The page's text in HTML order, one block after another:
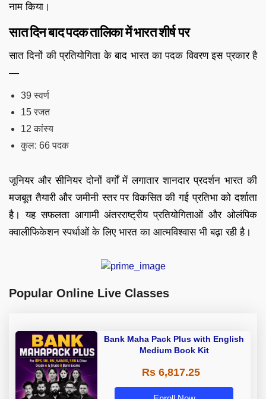
नाम किया।
सात दिन बाद पदक तालिका में भारत शीर्ष पर
सात दिनों की प्रतियोगिता के बाद भारत का पदक विवरण इस प्रकार है
—
39 स्वर्ण
15 रजत
12 कांस्य
कुल: 66 पदक
जूनियर और सीनियर दोनों वर्गों में लगातार शानदार प्रदर्शन भारत की
मजबूत तैयारी और जमीनी स्तर पर विकसित की गई प्रतिभा को दर्शाता
है। यह सफलता आगामी अंतरराष्ट्रीय प्रतियोगिताओं और ओलंपिक
क्वालीफिकेशन स्पर्धाओं के लिए भारत का आत्मविश्वास भी बढ़ा रही है।
Popular Online Live Classes
Bank Maha Pack Plus with English
Medium Book Kit
Rs 6,817.25